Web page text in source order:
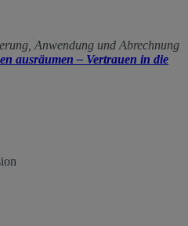
Anwendung und Abrechnung
ausräumen – Vertrauen in die